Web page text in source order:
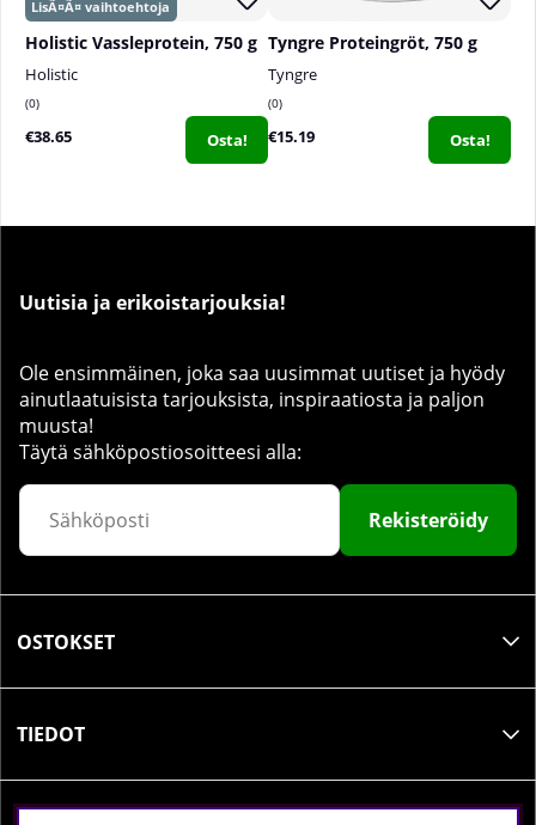
Holistic Vassleprotein, 750 g
Holistic
0
€38.65 Osta!
Tyngre Proteingröt, 750 g
Tyngre
0
€15.19 Osta!
Uutisia ja erikoistarjouksia!
Ole ensimmäinen, joka saa uusimmat uutiset ja hyödy
ainutlaatuisista tarjouksista, inspiraatiosta ja paljon
muusta!
Täytä sähköpostiosoitteesi alla:
Rekisteröidy
OSTOKSET
TIEDOT